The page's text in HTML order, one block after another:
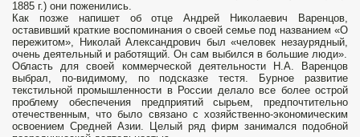
1885 г.) они поженились.
Как позже напишет об отце Андрей Николаевич Варенцов,
оставивший краткие воспоминания о своей семье под названием «О
пережитом», Николай Александрович был «человек незаурядный,
очень деятельный и работящий. Он сам выбился в большие люди».
Область для своей коммерческой деятельности Н.А. Варенцов
выбрал, по-видимому, по подсказке тестя. Бурное развитие
текстильной промышленности в России делало все более острой
проблему обеспечения предприятий сырьем, предпочтительно
отечественным, что было связано с хозяйственно-экономическим
освоением Средней Азии. Целый ряд фирм занимался подобной